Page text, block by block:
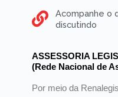
Acompanhe o
discutindo
ASSESSORIA
(Rede Nacional de
Por meio da